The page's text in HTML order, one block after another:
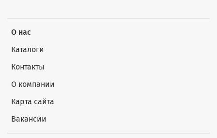
О нас
Каталоги
Контакты
О компании
Карта сайта
Вакансии